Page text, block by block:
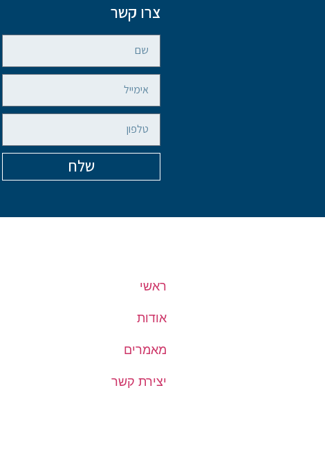
צרו קשר
שלח
ראשי
אודות
מאמרים
יצירת קשר